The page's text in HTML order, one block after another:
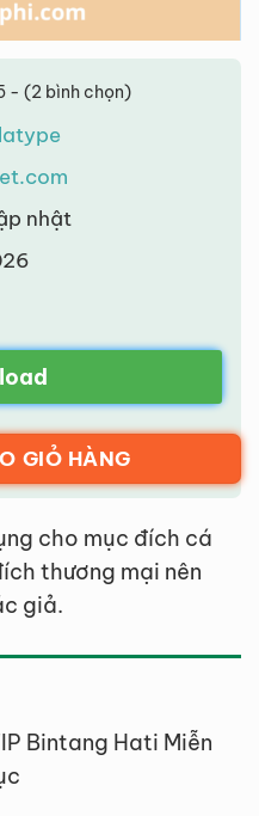
- (2 bình chọn)
nhật
GIỎ HÀNG
cho mục đích cá
thương mại nên
giả.
Bintang Hati Miễn